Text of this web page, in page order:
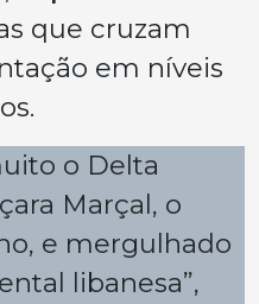
que cruzam
em níveis
o Delta
Marçal, o
e mergulhado
libanesa”,